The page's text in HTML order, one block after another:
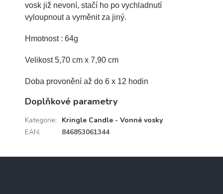
vosk již nevoní, stačí ho po vychladnutí
vyloupnout a vyměnit za jiný.
Hmotnost : 64g
Velikost 5,70 cm x 7,90 cm
Doba provonění až do 6 x 12 hodin
Doplňkové parametry
Kategorie:
Kringle Candle - Vonné vosky
EAN: 846853061344